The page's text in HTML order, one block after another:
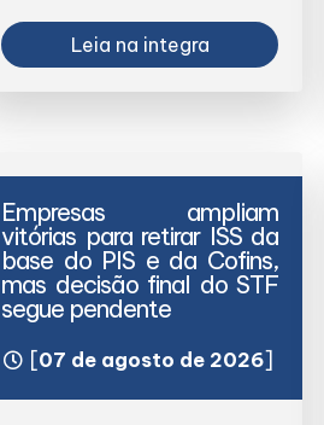
Leia na integra
Empresas ampliam
vitórias para retirar ISS da
base do PIS e da Cofins,
mas decisão final do STF
segue pendente
[07 de agosto de 2026]